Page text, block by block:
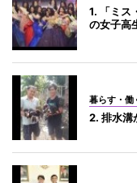
1. 「ミス
の女子高
暮らす・働
2. 排水溝